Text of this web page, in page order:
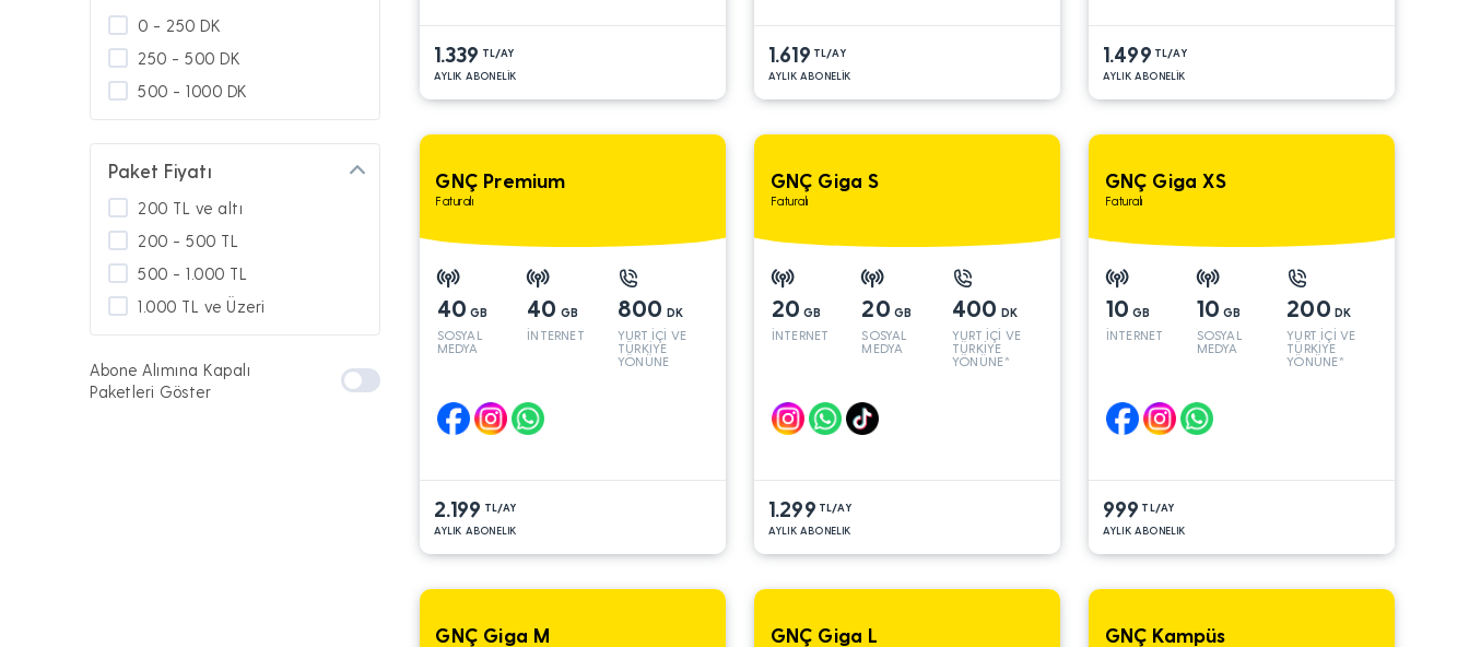
1.339 TL/AY
AYLIK ABONELİK
1.619 TL/AY
AYLIK ABONELİK
1.499 TL/AY
AYLIK ABONELİK
GNÇ Premium
Faturalı
40 GB
SOSYAL
MEDYA
40 GB
İNTERNET
800 DK
YURT İÇİ VE
TÜRKİYE
YÖNÜNE
2.199 TL/AY
AYLIK ABONELIK
GNÇ Giga S
Faturalı
20 GB
İNTERNET
20 GB
SOSYAL
MEDYA
400 DK
YURT İÇİ VE
TÜRKİYE
YÖNÜNE*
1.299 TL/AY
AYLIK ABONELIK
GNÇ Giga XS
Faturalı
10 GB
İNTERNET
10 GB
SOSYAL
MEDYA
200 DK
YURT İÇİ VE
TÜRKİYE
YÖNÜNE*
999 TL/AY
AYLIK ABONELIK
GNÇ Giga M GNÇ Giga L GNÇ Kampüs
0 - 250 DK
250 - 500 DK
500 - 1000 DK
Paket Fiyatı
200 TL ve altı
200 - 500 TL
500 - 1.000 TL
1.000 TL ve Üzeri
Abone Alımına Kapalı
Paketleri Göster